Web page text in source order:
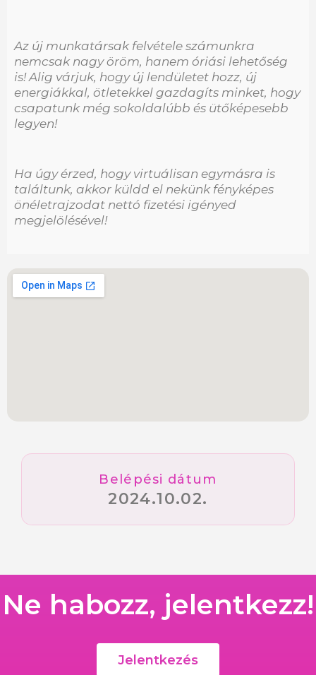
Az új munkatársak felvétele számunkra
nemcsak nagy öröm, hanem óriási lehetőség
is! Alig várjuk, hogy új lendületet hozz, új
energiákkal, ötletekkel gazdagíts minket, hogy
csapatunk még sokoldalúbb és ütőképesebb
legyen!
Ha úgy érzed, hogy virtuálisan egymásra is
találtunk, akkor küldd el nekünk fényképes
önéletrajzodat nettó fizetési igényed
megjelölésével!
Belépési dátum
2024.10.02.
Ne habozz, jelentkezz!
Jelentkezés